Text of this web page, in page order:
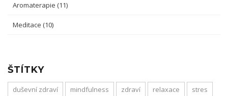
Aromaterapie (11)
Meditace (10)
ŠTÍTKY
duševní zdraví mindfulness zdraví relaxace
stres